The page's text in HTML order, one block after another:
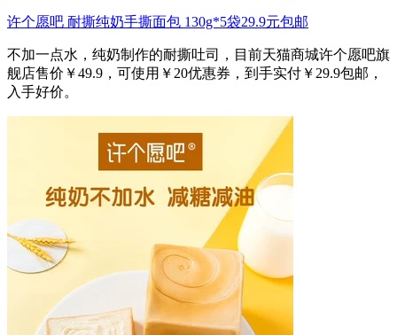
许个愿吧 耐撕纯奶手撕面包 130g*5袋29.9元包邮
不加一点水，纯奶制作的耐撕吐司，目前天猫商城许个愿吧旗
舰店售价￥49.9，可使用￥20优惠券，到手实付￥29.9包邮，
入手好价。